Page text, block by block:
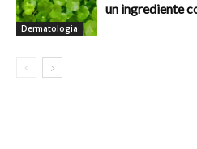
Dermatologia
un ingrediente